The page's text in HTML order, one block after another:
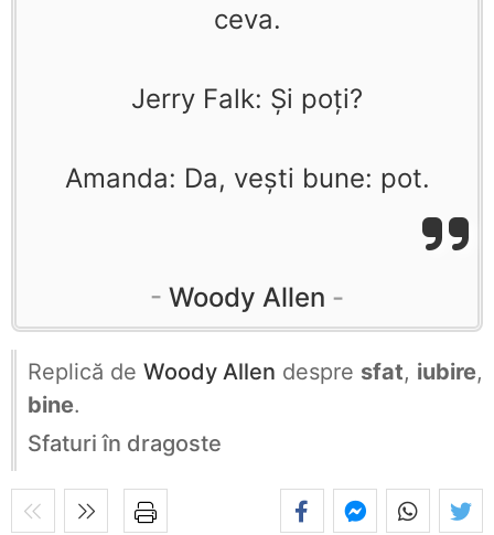
ceva.
Jerry Falk: Şi poţi?
Amanda: Da, veşti bune: pot.
Woody Allen
Replică de Woody Allen despre sfat, iubire,
bine.
Sfaturi în dragoste